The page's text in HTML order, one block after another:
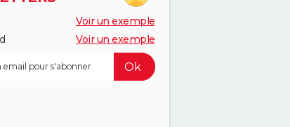
Voir un exemple
Voir un exemple